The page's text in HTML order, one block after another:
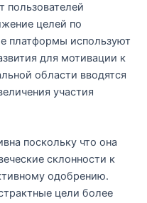
целей по
платформы используют
для мотивации к
области вводятся
участия
поскольку что она
склонности к
одобрению.
цели более